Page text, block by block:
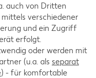
auch von Dritten
verschiedener
und ein Zugriff
erfolgt.
oder werden mit
(u.a. als separat
) - für komfortable